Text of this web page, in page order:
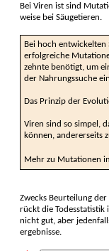
Bei Viren ist sind
weise bei Säuge­tieren.
Bei hoch entwickelten
erfolg­reiche
zehnte benötigt, um
der Nahrungs­suche
Das Prinzip der
Viren sind so simpel,
können, anderer­seits
Mehr zu Mutationen
Zwecks Beurteilung
rückt die Todes­statistik
nicht gut, aber
ergeb­nisse.